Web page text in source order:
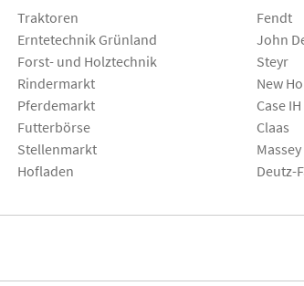
Traktoren
Erntetechnik Grünland
Forst- und Holztechnik
Rindermarkt
Pferdemarkt
Futterbörse
Stellenmarkt
Hofladen
Fendt
John
Steyr
New
Case IH
Claas
Deutz-